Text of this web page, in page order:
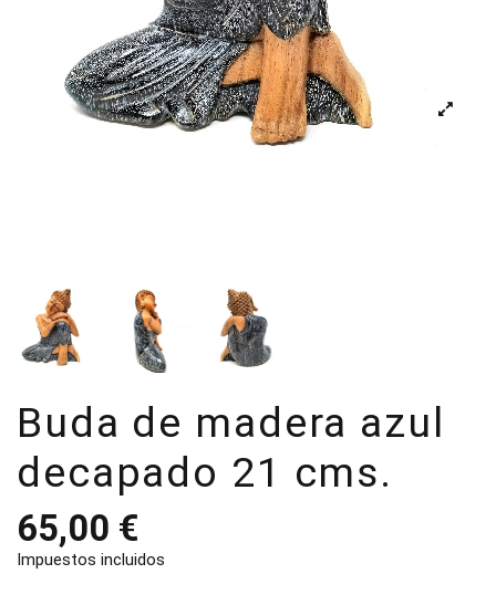
Buda de madera azul
decapado 21 cms.
65,00 €
Impuestos incluidos